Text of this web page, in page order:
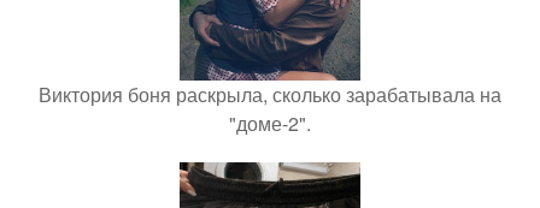
Виктория боня раскрыла, сколько зарабатывала на
"доме-2".